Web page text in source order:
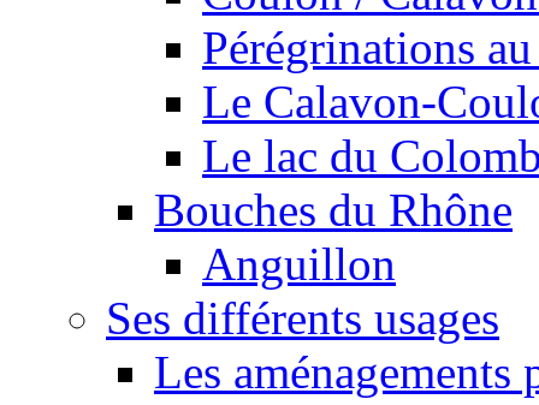
Pérégrinations
Le Calavon-
Le lac du
Bouches du Rhône
Anguillon
Ses différents usages
Les